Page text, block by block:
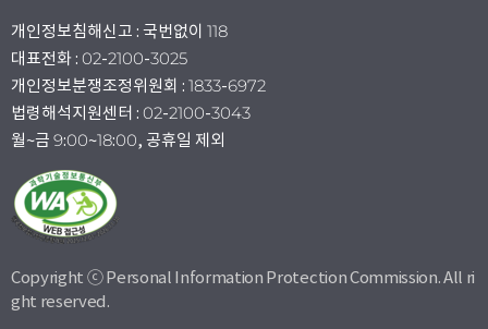
개인정보침해신고 : 국번없이 118
대표전화 : 02-2100-3025
개인정보분쟁조정위원회 : 1833-6972
법령해석지원센터 : 02-2100-3043
월~금 9:00~18:00, 공휴일 제외
Copyright ⓒ Personal Information Protection Commission. All ri
ght reserved.